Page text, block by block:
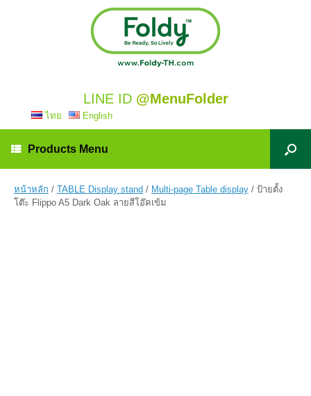
LINE ID @MenuFolder
ไทย English
Products Menu
หน้าหลัก / TABLE Display stand / Multi-page Table display / ป้ายตั้ง
โต๊ะ Flippo A5 Dark Oak ลายสีโอ๊คเข้ม